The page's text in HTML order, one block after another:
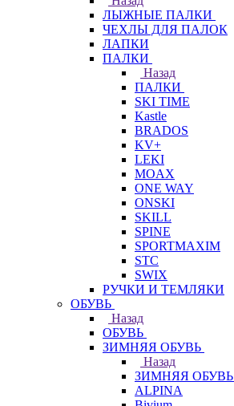
ЛЫЖНЫЕ ПАЛКИ
ЧЕХЛЫ ДЛЯ ПАЛОК
ЛАПКИ
ПАЛКИ
Назад
ПАЛКИ
SKI TIME
Kastle
BRADOS
KV+
LEKI
MOAX
ONE WAY
ONSKI
SKILL
SPINE
SPORTMAXIM
STC
SWIX
РУЧКИ И ТЕМЛЯКИ
ОБУВЬ
Назад
ОБУВЬ
ЗИМНЯЯ ОБУВЬ
Назад
ЗИМНЯЯ ОБУВЬ
ALPINA